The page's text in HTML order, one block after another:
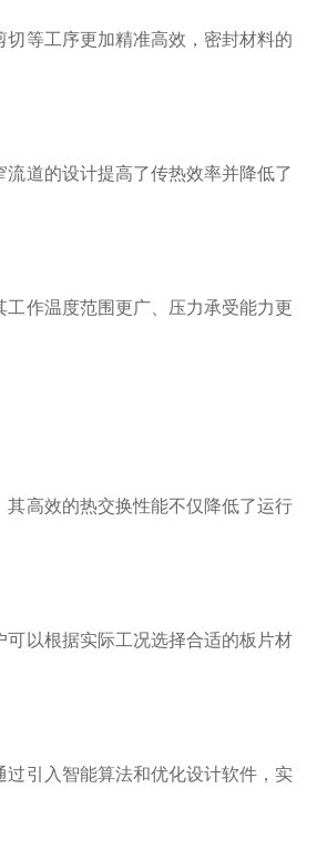
等工序更加精准高效，密封材料的
道的设计提高了传热效率并降低了
作温度范围更广、压力承受能力更
高效的热交换性能不仅降低了运行
以根据实际工况选择合适的板片材
引入智能算法和优化设计软件，实